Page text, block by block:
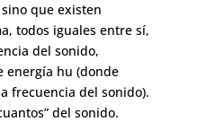
que existen
todos iguales entre sí,
del sonido,
energía hu (donde
frecuencia del sonido).
del sonido.